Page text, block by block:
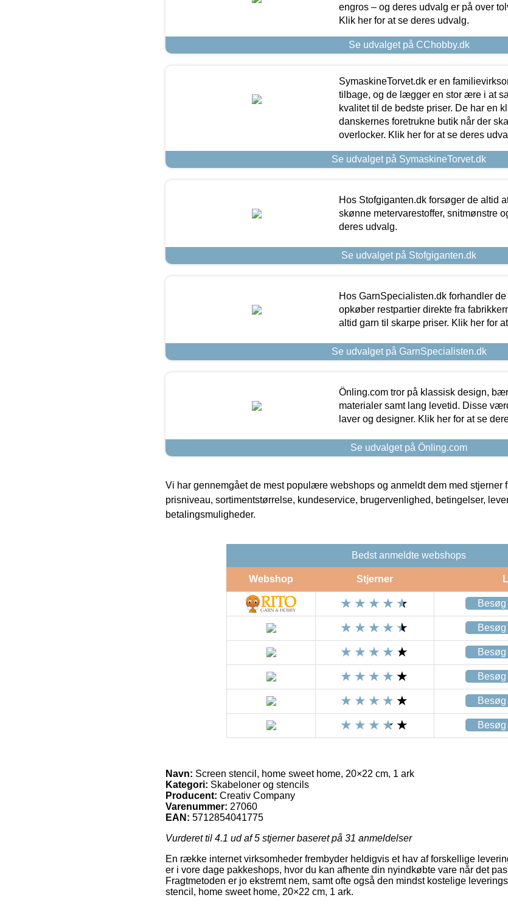
engros – og deres udvalg er på over
Klik her for at se deres udvalg.
Se udvalget på CChobby.dk
SymaskineTorvet.dk er en
tilbage, og de lægger en stor ære i at
kvalitet til de bedste priser. De har en
danskernes foretrukne butik når der
overlocker. Klik her for at se deres
Se udvalget på SymaskineTorvet.dk
Hos Stofgiganten.dk forsøger de altid
skønne metervarestoffer, snitmønstre
deres udvalg.
Se udvalget på Stofgiganten.dk
Hos GarnSpecialisten.dk forhandler
opkøber restpartier direkte fra
altid garn til skarpe priser. Klik her for
Se udvalget på GarnSpecialisten.dk
Önling.com tror på klassisk design,
materialer samt lang levetid. Disse
laver og designer. Klik her for at se
Se udvalget på Önling.com
Vi har gennemgået de mest populære webshops og anmeldt dem med stjerner
prisniveau, sortimentstørrelse, kundeservice, brugervenlighed, betingelser,
betalingsmuligheder.
Bedst anmeldte webshops
Webshop Stjerner
Navn: Screen stencil, home sweet home, 20×22 cm, 1 ark
Kategori: Skabeloner og stencils
Producent: Creativ Company
Varenummer: 27060
EAN: 5712854041775
Vurderet til 4.1 ud af 5 stjerner baseret på 31 anmeldelser
En række internet virksomheder frembyder heldigvis et hav af forskellige
er i vore dage pakkeshops, hvor du kan afhente din nyindkøbte vare når det
Fragtmetoden er jo ekstremt nem, samt ofte også den mindst kostelige
stencil, home sweet home, 20×22 cm, 1 ark.